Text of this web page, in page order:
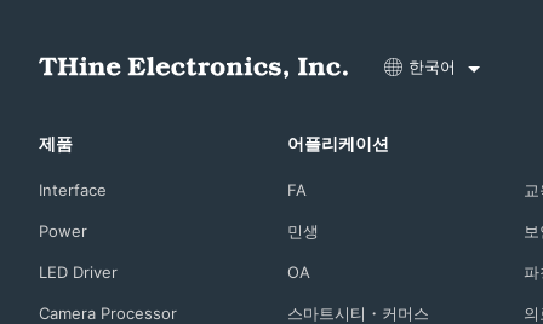
한국어
제품
Interface
Power
LED Driver
Camera Processor
어플리케이션
FA
민생
OA 파
스마트시티・커머스 의